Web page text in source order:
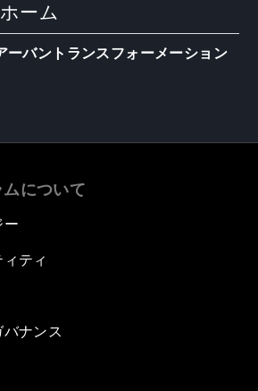
ーム
ーバントランスフォーメーション
について
ー
ティ
ナンス